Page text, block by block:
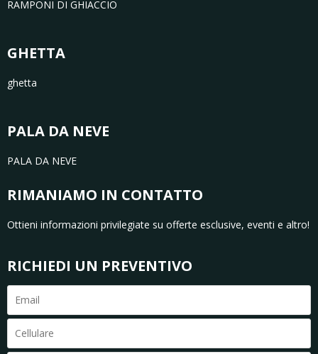
RAMPONI DI GHIACCIO
GHETTA
ghetta
PALA DA NEVE
PALA DA NEVE
RIMANIAMO IN CONTATTO
Ottieni informazioni privilegiate su offerte esclusive, eventi e altro!
RICHIEDI UN PREVENTIVO